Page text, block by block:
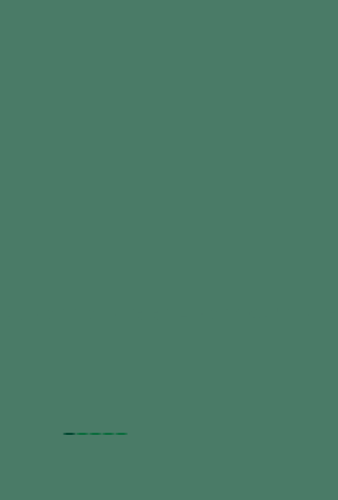
Montdo-Mite en Limonica Ulti-Mite